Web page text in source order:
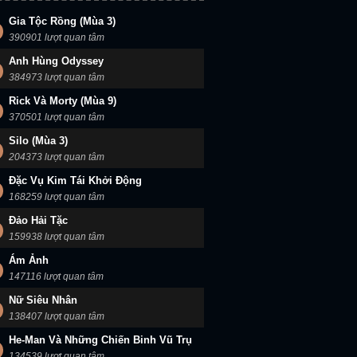
Nhập Cư (Mùa 2)
Gia Tộc Rồng (Mùa 3)
390901 lượt quan tâm
Anh Hùng Odyssey
384973 lượt quan tâm
Rick Và Morty (Mùa 9)
370501 lượt quan tâm
Silo (Mùa 3)
204373 lượt quan tâm
Đặc Vụ Kim Tái Khởi Động
168259 lượt quan tâm
Đảo Hải Tặc
159938 lượt quan tâm
Ám Ảnh
147116 lượt quan tâm
Nữ Siêu Nhân
138407 lượt quan tâm
He-Man Và Những Chiến Binh Vũ Trụ